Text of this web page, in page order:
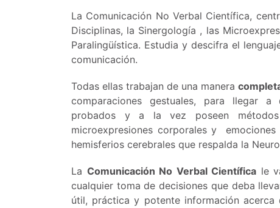
La Comunicación No Verbal Científica,
Disciplinas, la Sinergología , las
Paralingüística. Estudia y descifra el
comunicación.
Todas ellas trabajan de una manera
comparaciones gestuales, para llegar a
probados y a la vez poseen
microexpresiones corporales y
hemisferios cerebrales que respalda la
La Comunicación No Verbal Científica le
cualquier toma de decisiones que deba
útil, práctica y potente información